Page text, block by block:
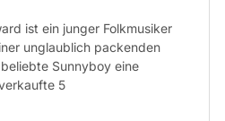
ist ein junger Folkmusiker
unglaublich packenden
Sunnyboy eine
5